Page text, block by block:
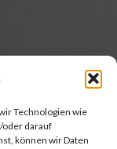
Technologien wie
oder darauf
können wir Daten